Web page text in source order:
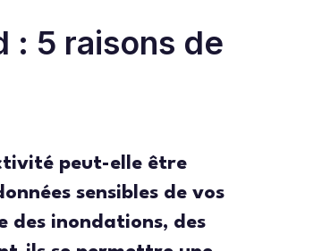
: 5 raisons de
peut-elle être
sensibles de vos
des inondations, des